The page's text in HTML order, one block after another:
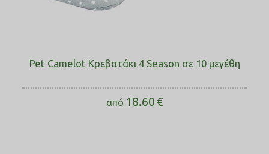
Pet Camelot Κρεβατάκι 4 Season σε 10 μεγέθη
από 18.60€